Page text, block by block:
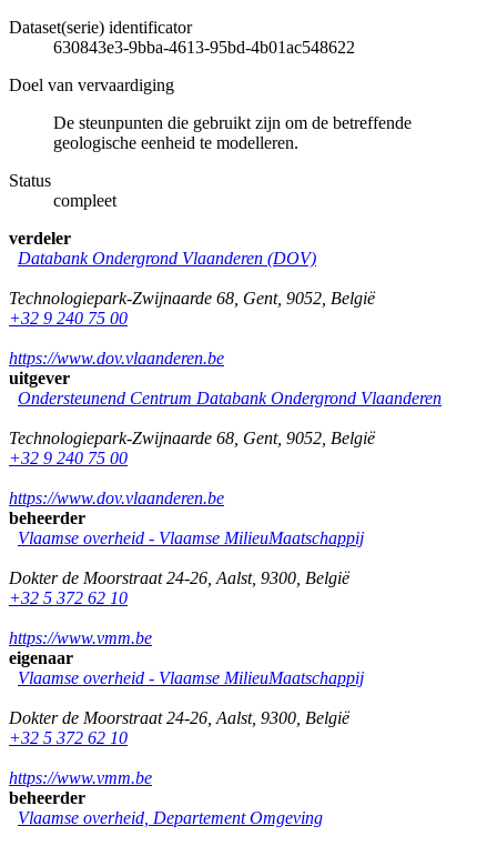
Dataset(serie) identificator
630843e3-9bba-4613-95bd-4b01ac548622
Doel van vervaardiging
De steunpunten die gebruikt zijn om de betreffende
geologische eenheid te modelleren.
Status
compleet
verdeler
Databank Ondergrond Vlaanderen (DOV)
Technologiepark-Zwijnaarde 68 Gent, 9052 België
+32 9 240 75 00
https://www.dov.vlaanderen.be
uitgever
Ondersteunend Centrum Databank Ondergrond Vlaanderen
Technologiepark-Zwijnaarde 68 Gent, 9052 België
+32 9 240 75 00
https://www.dov.vlaanderen.be
beheerder
Vlaamse overheid - Vlaamse MilieuMaatschappij
Dokter de Moorstraat 24-26 Aalst, 9300 België
+32 5 372 62 10
https://www.vmm.be
eigenaar
Vlaamse overheid - Vlaamse MilieuMaatschappij
Dokter de Moorstraat 24-26 Aalst, 9300 België
+32 5 372 62 10
https://www.vmm.be
beheerder
Vlaamse overheid, Departement Omgeving